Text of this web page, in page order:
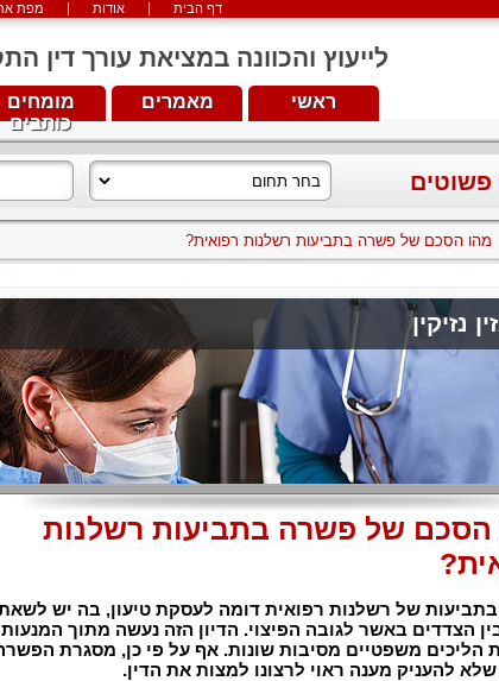
מפת אודות דף הבית
לייעוץ והכוונה במציאת עורך דין התקשרו
מומחים
כותבים
מאמרים ראשי
פשוטים
מהו הסכם של פשרה בתביעות רשלנות רפואית?
נזיקין
הסכם של פשרה בתביעות רשלנות
של רשלנות רפואית דומה לעסקת טיעון, בה יש
הצדדים באשר לגובה הפיצוי. הדיון הזה נעשה מתוך המנעות
הליכים משפטיים מסיבות שונות. אף על פי כן, מסגרת
להעניק מענה ראוי לרצונו למצות את הדין.